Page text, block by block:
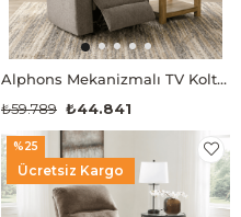
Alphons Mekanizmalı TV Koltuğu
₺44.841
₺59.789
Ücretsiz Kargo
%25